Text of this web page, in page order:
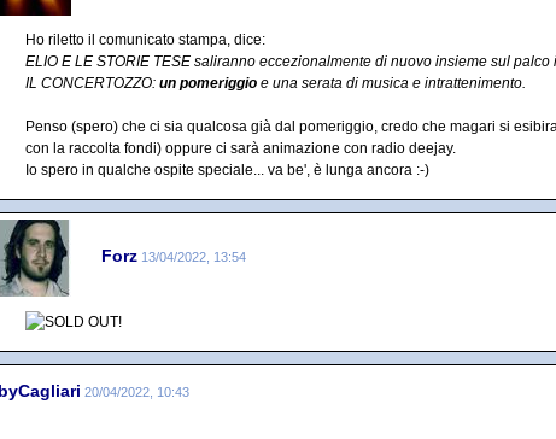
Ho riletto il comunicato stampa, dice:
ELIO E LE STORIE TESE saliranno eccezionalmente di nuovo insieme sul
IL CONCERTOZZO: un pomeriggio e una serata di musica e intrattenimento.
Penso (spero) che ci sia qualcosa già dal pomeriggio, credo che magari si
con la raccolta fondi) oppure ci sarà animazione con radio deejay.
Io spero in qualche ospite speciale... va be', è lunga ancora :-)
Forz 13/04/2022, 13:54
20/04/2022, 10:43